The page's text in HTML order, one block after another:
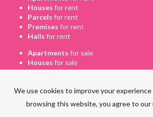
Houses for rent
Parcels for rent
Premises for rent
Halls for rent
Apartments for sale
Houses for sale
Parcelsfor sale
Hallsfor sale
We use cookies to improve your
browsing this website, you agree to our